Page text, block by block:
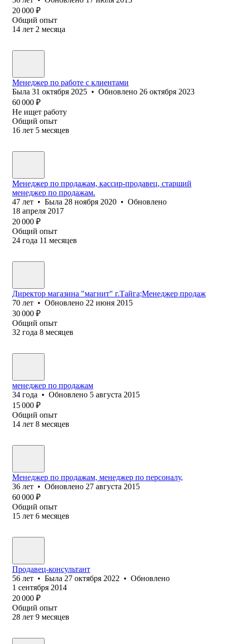
20 000 ₽
Общий опыт
14 лет 2 месяца
Менеджер по работе с клиентами
Была 31 октября 2025 • Обновлено 26 октября 2023
60 000 ₽
Не ищет работу
Общий опыт
16 лет 5 месяцев
Менеджер по продажам, кассир-продавец, старший
менеджер по продажам.
47 лет • Была 28 ноября 2020 • Обновлено
18 апреля 2017
20 000 ₽
Общий опыт
24 года 11 месяцев
Директор магазина "магнит" г.Тайга;Менеджер продаж
70 лет • Обновлено 22 июня 2015
30 000 ₽
Общий опыт
32 года 8 месяцев
менеджер по продажам
34 года • Обновлено 5 августа 2015
15 000 ₽
Общий опыт
14 лет 8 месяцев
Менеджер по продажам, менеджер по персоналу,
36 лет • Обновлено 27 августа 2015
60 000 ₽
Общий опыт
15 лет 6 месяцев
Продавец-консультант
56 лет • Была 27 октября 2022 • Обновлено
1 сентября 2014
20 000 ₽
Общий опыт
28 лет 9 месяцев